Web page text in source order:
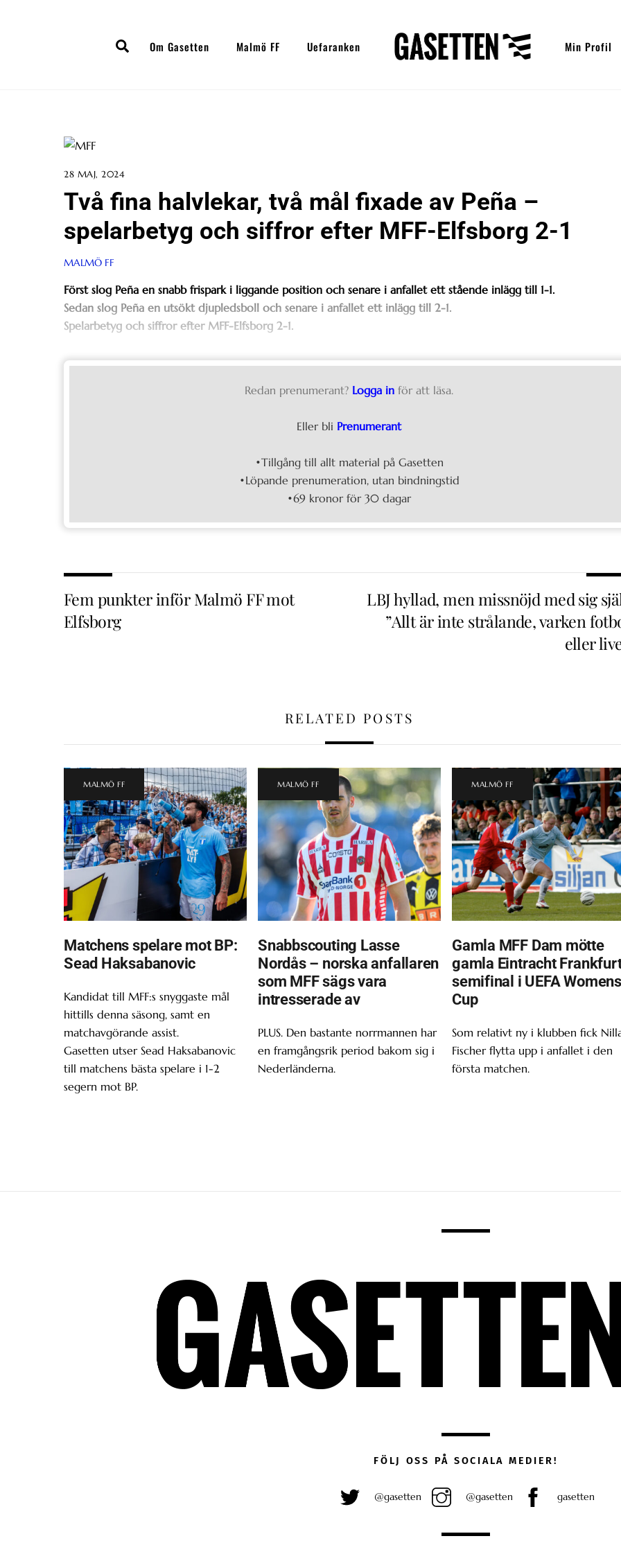
SearchOm Gasetten Malmö FF Uefaranken Min Profil
28 MAJ, 2024
Två fina halvlekar, två mål fixade av Peña –
spelarbetyg och siffror efter MFF-Elfsborg 2-1
MALMÖ FF
Först slog Peña en snabb frispark i liggande position och senare i anfallet ett stående inlägg till 1-1.
Sedan slog Peña en utsökt djupledsboll och senare i anfallet ett inlägg till 2-1.
Spelarbetyg och siffror efter MFF-Elfsborg 2-1.
Redan prenumerant? Logga in för att läsa.
Eller bli Prenumerant
•Tillgång till allt material på Gasetten
•Löpande prenumeration, utan bindningstid
•69 kronor för 30 dagar
Fem punkter inför Malmö FF mot
Elfsborg
LBJ hyllad, men missnöjd med sig
”Allt är inte strålande, varken
eller
RELATED POSTS
MALMÖ FF
Matchens spelare mot BP:
Sead Haksabanovic
Kandidat till MFF:s snyggaste mål
hittills denna säsong, samt en
matchavgörande assist.
Gasetten utser Sead Haksabanovic
till matchens bästa spelare i 1-2
segern mot BP.
MALMÖ FF
Snabbscouting Lasse
Nordås – norska anfallaren
som MFF sägs vara
intresserade av
PLUS. Den bastante norrmannen har
en framgångsrik period bakom sig i
Nederländerna.
MALMÖ FF
Gamla MFF Dam mötte
gamla Eintracht
semifinal i UEFA Womens
Cup
Som relativt ny i klubben fick
Fischer flytta upp i anfallet i den
första matchen.
FÖLJ OSS PÅ SOCIALA MEDIER!
@gasetten @gasetten gasetten